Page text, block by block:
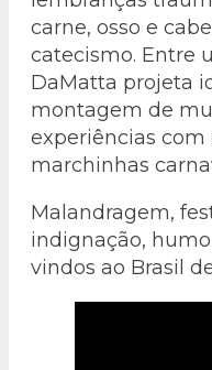
carne, osso e
catecismo. Entre
DaMatta projeta
montagem de
experiências com
marchinhas
Malandragem,
indignação,
vindos ao Brasil